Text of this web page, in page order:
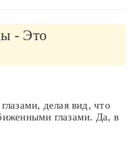
- Это
делая вид, что
глазами. Да, в